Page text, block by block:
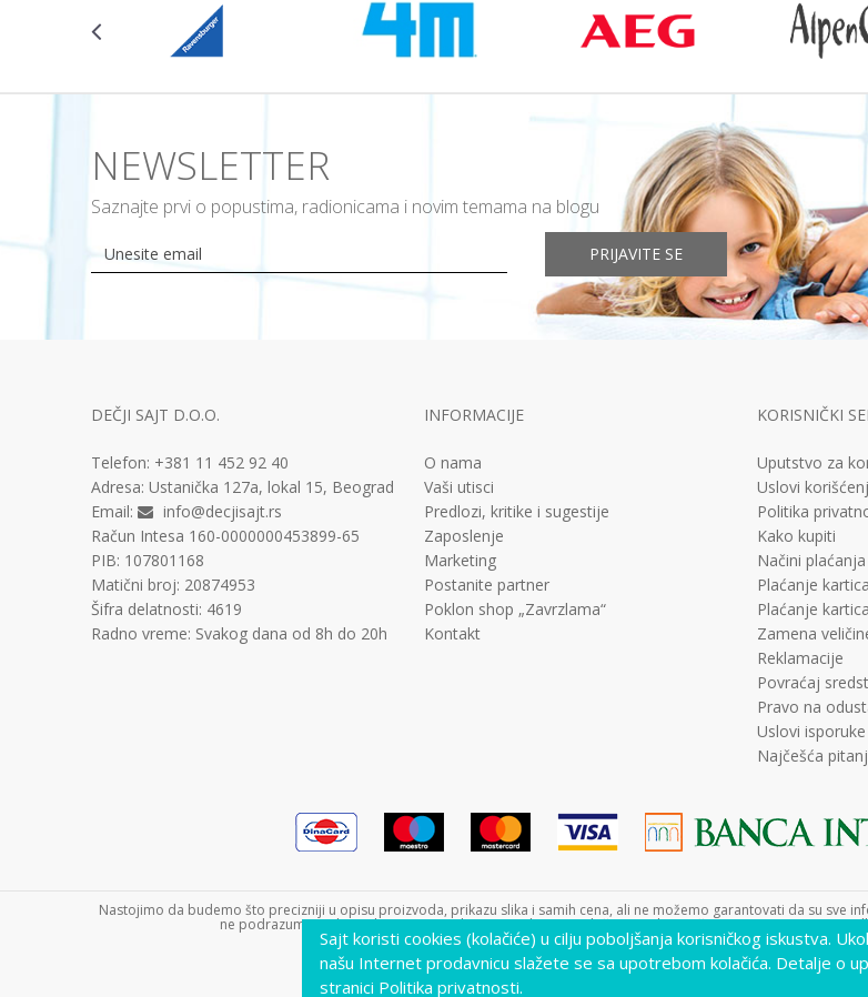
NEWSLETTER
Saznajte prvi o popustima, radionicama i novim temama na blogu
PRIJAVITE SE
DEČJI SAJT D.O.O.
Telefon: +381 11 452 92 40
Adresa: Ustanička 127a, lokal 15, Beograd
Email:
info@decjisajt.rs
Račun Intesa 160-0000000453899-65
PIB: 107801168
Matični broj: 20874953
Šifra delatnosti: 4619
Radno vreme: Svakog dana od 8h do 20h
INFORMACIJE
O nama
Vaši utisci
Predlozi, kritike i sugestije
Zaposlenje
Marketing
Postanite partner
Poklon shop „Zavrzlama“
Kontakt
KORISNIČKI
Uputstvo za
Uslovi
Politika
Kako kupiti
Načini plaćanja
Plaćanje
Plaćanje
Zamena
Reklamacije
Povraćaj
Pravo na
Uslovi isporuke
Najčešća
Nastojimo da budemo što precizniji u opisu proizvoda, prikazu slika i samih cena, ali ne možemo garantovati da su sve
ne podrazumeva da su dostupni u svakom trenutku. Raspoloživost robe možete proveriti pozivom
©2026www.decjisajt.rs, IzradaNB SOFT. Sva
Sajt koristi cookies (kolačiće) u cilju poboljšanja korisničkog iskustva.
našu Internet prodavnicu slažete se sa upotrebom kolačića. Detalje o
stranici Politika privatnosti.